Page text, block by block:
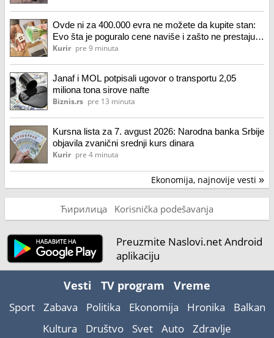
Ovde ni za 400.000 evra ne možete da kupite stan:
Evo šta je poguralo cene naviše i zašto ne prestaju
da rastu
Kurir pre 9 minuta
Janaf i MOL potpisali ugovor o transportu 2,05
miliona tona sirove nafte
Biznis.rs pre 13 minuta
Kursna lista za 7. avgust 2026: Narodna banka Srbije
objavila zvanični srednji kurs dinara
Kurir pre 4 minuta
Ekonomija, najnovije vesti »
Ћирилица Korisnička podešavanja
Preuzmite Naslovi.net Android
aplikaciju
Vesti TV program Vreme
Sport Zabava Politika Ekonomija Hronika
Balkan
Kultura
Društvo Svet Auto Zdravlje